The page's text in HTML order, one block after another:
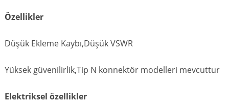
Özellikler
Düşük Ekleme Kaybı,Düşük VSWR
Yüksek güvenilirlik,Tip N konnektör modelleri mevcuttur
Elektriksel özellikler